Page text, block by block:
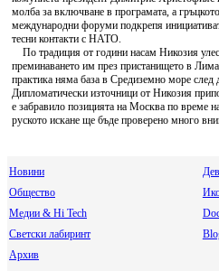
молба за включване в програмата, а
международни форуми подкрепя
тесни контакти с НАТО.
По традиция от години насам Никозия
преминаването им през пристанището в
практика няма база в Средиземно море след
Дипломатически източници от Никозия
е забравило позицията на Москва по време
руското искане ще бъде проверено много
Новини
Общество
Медии & Hi Tech
Светски лабиринт
Архив